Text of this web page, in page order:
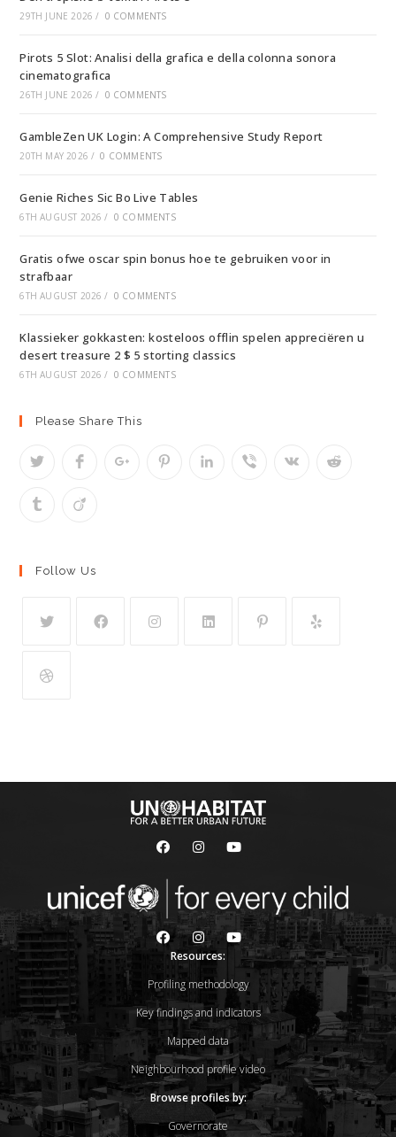
29TH JUNE 2026 / 0 COMMENTS
Pirots 5 Slot: Analisi della grafica e della colonna sonora
cinematografica
26TH JUNE 2026 / 0 COMMENTS
GambleZen UK Login: A Comprehensive Study Report
20TH MAY 2026 / 0 COMMENTS
Genie Riches Sic Bo Live Tables
6TH AUGUST 2026 / 0 COMMENTS
Gratis ofwe oscar spin bonus hoe te gebruiken voor in
strafbaar
6TH AUGUST 2026 / 0 COMMENTS
Klassieker gokkasten: kosteloos offlin spelen appreciëren u
desert treasure 2 $ 5 storting classics
6TH AUGUST 2026 / 0 COMMENTS
Please Share This
Follow Us
Resources:
Profiling methodology
Key findings and indicators
Mapped data
Neighbourhood profile video
Browse profiles by:
Governorate